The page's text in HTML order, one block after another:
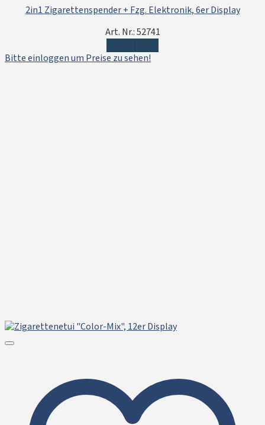
2in1 Zigarettenspender + Fzg. Elektronik, 6er Display
Art. Nr.: 52741
Bitte einloggen um Preise zu sehen!